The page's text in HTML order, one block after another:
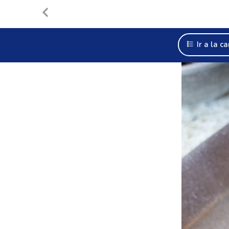
Ir a la